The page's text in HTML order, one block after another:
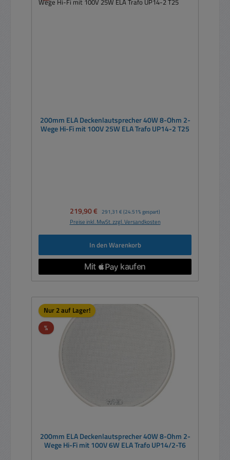
200mm ELA Deckenlautsprecher 40W 8-Ohm 2-
Wege Hi-Fi mit 100V 25W ELA Trafo UP14-2 T25
Verkaufspreis:
219,90 € Regulärer Preis:
291,31 € (24.51% gespart)
Preise inkl. MwSt. zzgl. Versandkosten
In den Warenkorb
Nur 2 auf Lager!
%Rabatt
200mm ELA Deckenlautsprecher 40W 8-Ohm 2-
Wege Hi-Fi mit 100V 6W ELA Trafo UP14/2-T6